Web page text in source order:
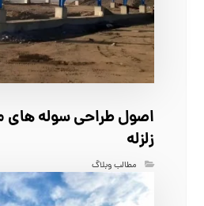
اصول طراحی سوله‌ های
زلزله
مطالب وبلاگ